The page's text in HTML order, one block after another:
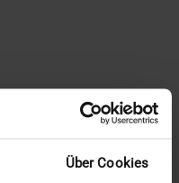
Über Cookies